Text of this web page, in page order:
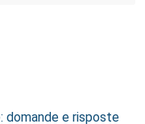
domande e risposte